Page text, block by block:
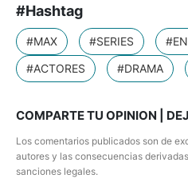
#Hashtag
#MAX #SERIES
#ACTORES
#DRAMA
COMPARTE TU OPINION |
Los comentarios publicados son de
autores y las consecuencias
sanciones legales.